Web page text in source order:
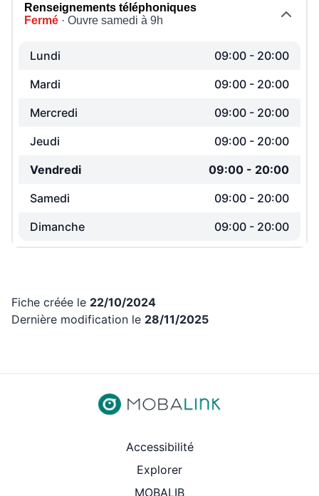
Renseignements téléphoniques
Fermé · Ouvre samedi à 9h
Lundi 09:00 - 20:00
Mardi
09:00 - 20:00
Mercredi
09:00 - 20:00
Jeudi
09:00 - 20:00
Vendredi
09:00 - 20:00
Samedi
09:00 - 20:00
Dimanche
09:00 - 20:00
Fiche créée le 22/10/2024
Dernière modification le 28/11/2025
Accessibilité
Explorer
MOBALIB